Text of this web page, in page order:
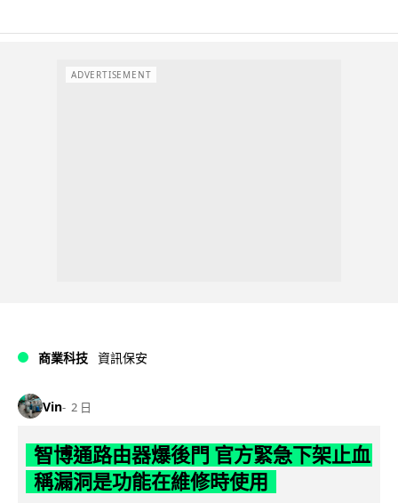
ADVERTISEMENT
商業科技 資訊保安
Vin 2 日
智博通路由器爆後門 官方緊急下架止血
稱漏洞是功能在維修時使用